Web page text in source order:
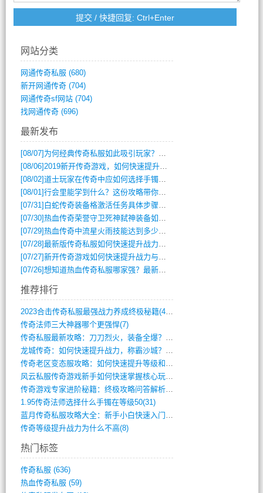
网站分类
网通传奇私服 (680)
新开网通传奇(704)
网通传奇sf网站(704)
找网通传奇(696)
最新发布
[08/07] 为何经典传奇私服如此吸引玩家？深度攻略解析
[08/06]2019新开传奇游戏，如何快速提升角色等级？
[08/02]道士玩家在传奇中应如何选择手镯装备？
[08/01]行会里能学到什么？这份攻略带你全掌握
[07/31] 白蛇传奇装备格激活任务具体步骤是什么？如何完成？
[07/30]热血传奇荣誉守卫死神弑神装备如何获取与佩戴攻略？
[07/29]热血传奇中流星火雨技能达到多少级可以开始练装备？
[07/28]最新版传奇私服如何快速提升战力与获取稀有装备？
[07/27]新开传奇游戏如何快速提升战力与获取稀有装备？
[07/26]想知道热血传奇私服哪家强？最新排行榜攻略全解析
推荐排行
2023合击传奇私服最强战力养成终极秘籍(428)
传奇法师三大神器哪个更强悍(7)
传奇私服最新攻略：刀刀烈火，装备全爆？攻(813)
龙城传奇：如何快速提升战力，称霸沙城？(802)
传奇老区变态服攻略：如何快速提升等级和战(379)
风云私服传奇游戏新手如何快速掌握核心玩法(616)
传奇游戏专家进阶秘籍：终极攻略问答解析(848)
1.95传奇法师选择什么手镯在等级50(31)
蓝月传奇私服攻略大全：新手小白快速入门指(386)
传奇等级提升战力为什么不高(8)
热门标签
传奇私服 (636)
热血传奇私服 (59)